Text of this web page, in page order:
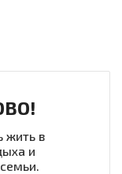
жить в
и